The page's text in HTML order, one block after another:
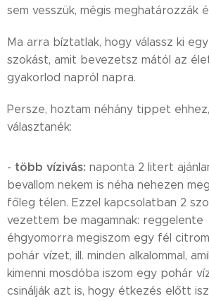
sem vesszük, mégis meghatározzák
Ma arra bíztatlak, hogy válassz ki
szokást, amit bevezetsz mától az
gyakorlod napról napra.
Persze, hoztam néhány tippet
választanék:
- több vízivás: naponta 2 litert
bevallom nekem is néha nehezen
főleg télen. Ezzel kapcsolatban 2
vezettem be magamnak: reggelente
éhgyomorra megiszom egy fél
pohár vízet, ill. minden alkalommal,
kimenni mosdóba iszom egy pohár
csinálják azt is, hogy étkezés előtt